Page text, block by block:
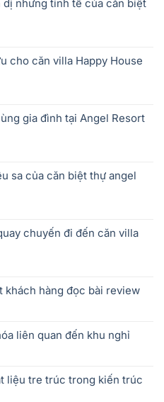
dị nhưng tinh tế của căn biệt
cho căn villa Happy House
gia đình tại Angel Resort
sa của căn biệt thự angel
chuyến đi đến căn villa
khách hàng đọc bài review
liên quan đến khu nghỉ
liệu tre trúc trong kiến trúc